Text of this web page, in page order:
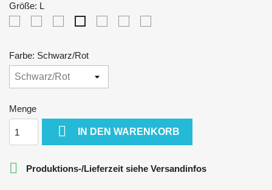
Größe: L
Farbe: Schwarz/Rot
Menge
 IN DEN WARENKORB
 Produktions-/Lieferzeit siehe Versandinfos